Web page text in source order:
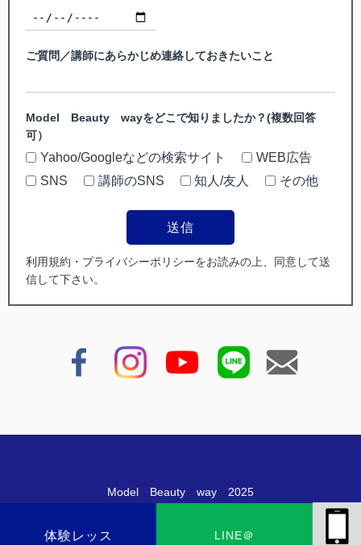
体験レッス LINE＠
ご質問／講師にあらかじめ連絡しておきたいこと
Model Beauty wayをどこで知りましたか？(複数回答
可）
Yahoo/Googleなどの検索サイト
WEB広告
SNS
講師のSNS 知人/友人 その他
送信
利用規約・プライバシーポリシーをお読みの上、同意して送
信して下さい。
Model Beauty way 2025